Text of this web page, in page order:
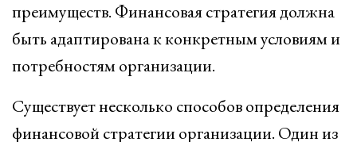
преимуществ. Финансовая стратегия должна
быть адаптирована к конкретным условиям и
потребностям организации.
Существует несколько способов определения
финансовой стратегии организации. Один из